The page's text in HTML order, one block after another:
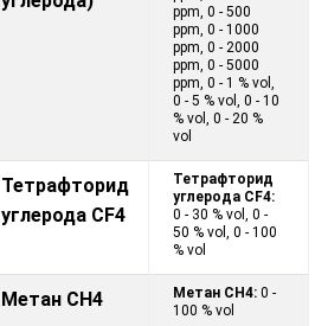
ppm, 0 - 500
ppm, 0 - 1000
ppm, 0 - 2000
ppm, 0 - 5000
ppm, 0 - 1 % vol,
0 - 5 % vol, 0 - 10
% vol, 0 - 20 %
vol
Тетрафторид
углерода CF4
Тетрафторид
углерода CF4:
0 - 30 % vol, 0 -
50 % vol, 0 - 100
% vol
Метан CH4 Метан CH4: 0 -
100 % vol